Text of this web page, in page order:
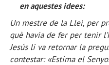
en aquestes idees:
Un mestre de la Llei, per
què havia de fer per tenir
Jesús li va retornar la
contestar: «Estima el